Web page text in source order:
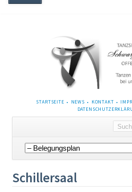
NAVIGATION
STARTSEITE NEWS KONTAKT
Navigation
überspringen
Schillersaal